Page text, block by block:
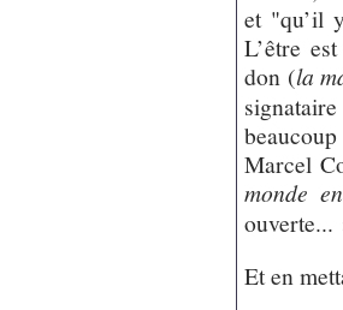
et "qu’il
L’être
don (la
Marcel
monde
ouverte...
Et en